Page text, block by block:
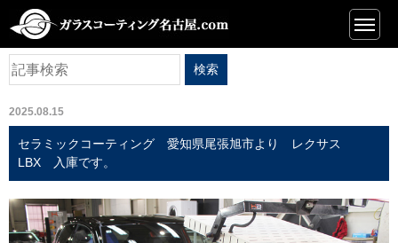
ニュース
2025.08.15
セラミックコーティング 愛知県尾張旭市より レクサス
LBX 入庫です。